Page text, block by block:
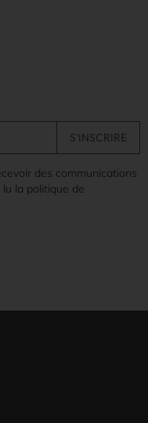
des communications
la politique de